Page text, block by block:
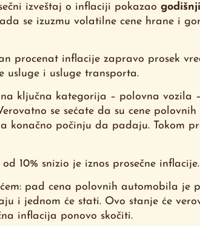
izveštaj o inflaciji pokazao
se izuzmu volatilne cene hrane i
procenat inflacije zapravo prosek
usluge i usluge transporta.
ključna kategorija – polovna vozila
se sećate da su cene
konačno počinju da padaju. Tokom
10% snizio je iznos prosečne inflacije.
pad cena polovnih automobila je
i jednom će stati. Ovo stanje će
inflacija ponovo skočiti.